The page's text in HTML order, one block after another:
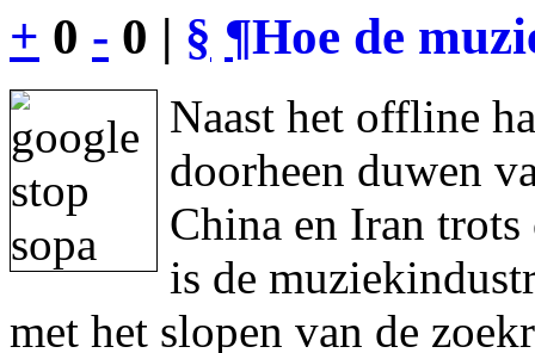
+ 0 - 0 | § ¶Hoe de
Naast het offline
doorheen duwen
China en Iran
is de
met het slopen van de